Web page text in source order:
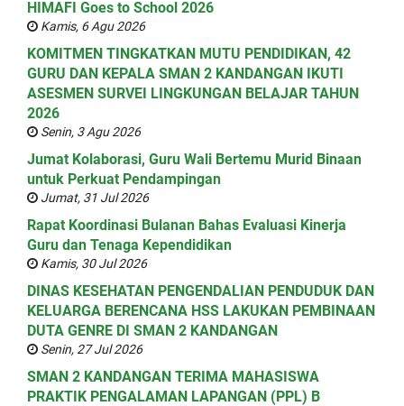
HIMAFI Goes to School 2026
Kamis, 6 Agu 2026
KOMITMEN TINGKATKAN MUTU PENDIDIKAN, 42
GURU DAN KEPALA SMAN 2 KANDANGAN IKUTI
ASESMEN SURVEI LINGKUNGAN BELAJAR TAHUN
2026
Senin, 3 Agu 2026
Jumat Kolaborasi, Guru Wali Bertemu Murid Binaan
untuk Perkuat Pendampingan
Jumat, 31 Jul 2026
Rapat Koordinasi Bulanan Bahas Evaluasi Kinerja
Guru dan Tenaga Kependidikan
Kamis, 30 Jul 2026
DINAS KESEHATAN PENGENDALIAN PENDUDUK DAN
KELUARGA BERENCANA HSS LAKUKAN PEMBINAAN
DUTA GENRE DI SMAN 2 KANDANGAN
Senin, 27 Jul 2026
SMAN 2 KANDANGAN TERIMA MAHASISWA
PRAKTIK PENGALAMAN LAPANGAN (PPL) B